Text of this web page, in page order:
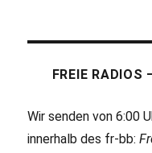
FREIE RADIOS
Wir senden von 6:00
innerhalb des fr-bb: